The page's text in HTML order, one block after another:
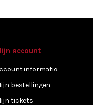
account
informatie
bestellingen
tickets